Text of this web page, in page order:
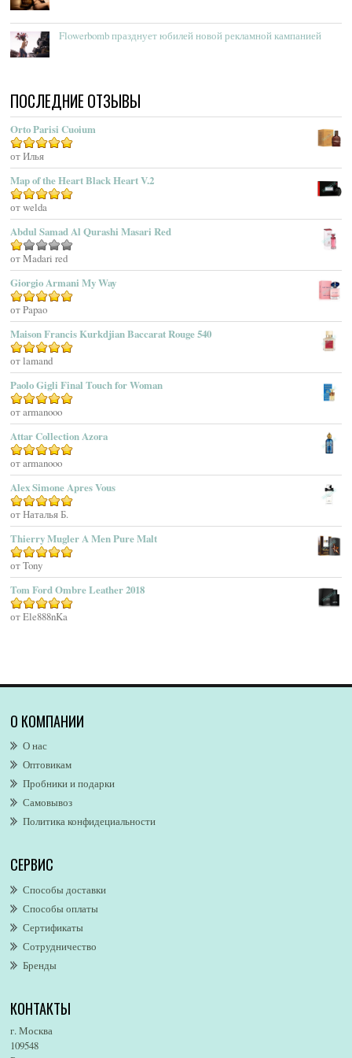
Acqua Di Monaco
Acqua Di Parma
Acqua Di Sardegna
Acqua Di Stresa
Adam Levine
Adamo Parfum
Adidas
Adolfo Dominguez
Adrienne Vittadini
Aedes De Venustas
Aerin Lauder
Aether
Affinessence
Afnan Perfumes
Agatha Ruiz De La Prada
Agatho Parfum
Agent Provocateur
Agnes B
Agonist
Ahjaar
Aigner
Aj Arabia (Widian)
Ajmal
Akro
Al Hamatt
Al Haramain
Al-Jazeera
Alex Simone
Alexander McQueen
Alexandre. J
Alford & Hoff
Alfred Dunhill
Alfred Ritchy
Alfred Sung
AllSaints
Alsayad
Altaia
Alvarez Gomez
Alviero Martini
Alyson Oldoini
American Eagle
Amore Segreto
Flowerbomb празднует юбилей новой рекламной кампанией
ПОСЛЕДНИЕ ОТЗЫВЫ
Orto Parisi Cuoium
Оценка
от Илья
Map of the Heart Black Heart V.2
Оценка5
от welda
Abdul Samad Al Qurashi Masari Red
Оценка
1
из
5
от Madari red
Giorgio Armani My Way
Оценка5
от Papao
Maison Francis Kurkdjian Baccarat Rouge 540
Оценка5из 5
от lamand
Paolo Gigli Final Touch for Woman
Оценка5из 5
от armanooo
Attar Collection Azora
Оценка5из 5
от armanooo
Alex Simone Apres Vous
Оценка5из 5
от Наталья Б.
Thierry Mugler A Men Pure Malt
Оценка
от Tony
Tom Ford Ombre Leather 2018
Оценка5из 5
от Ele888nKa
О КОМПАНИИ
О нас
Оптовикам
Пробники и подарки
Самовывоз
Политика конфидециальности
СЕРВИС
Способы доставки
Способы оплаты
Сертификаты
Сотрудничество
Бренды
КОНТАКТЫ
г. Москва
109548